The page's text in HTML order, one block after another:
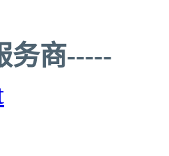
务商-----